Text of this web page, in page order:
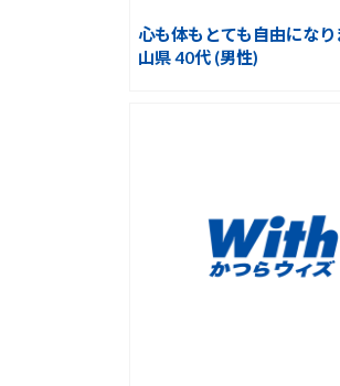
心も体もとても自由になり
山県 40代 (男性)